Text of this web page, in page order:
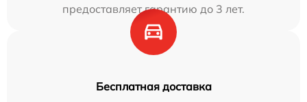
предоставляет гарантию до 3 лет.
Бесплатная доставка